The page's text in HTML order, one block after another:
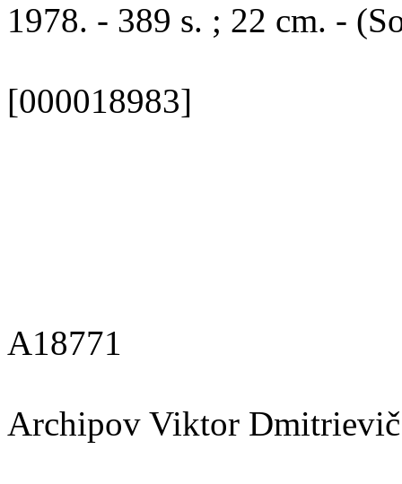
1978. - 389 s. ; 22 cm. -
[000018983]
A18771
Archipov Viktor Dmitrievič